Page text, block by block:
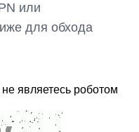
или
для обхода
являетесь роботом